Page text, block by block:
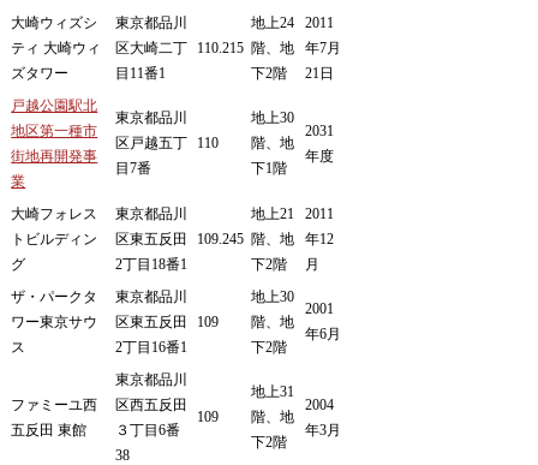
大崎ウィズシ
ティ 大崎ウィ
ズタワー
東京都品川
区大崎二丁
目11番1
110.215
地上24
階、地
下2階
2011
年7月
21日
戸越公園駅北
地区第一種市
街地再開発事
業
東京都品川
区戸越五丁
目7番
110
地上30
階、地
下1階
2031
年度
大崎フォレス
トビルディン
グ
東京都品川
区東五反田
2丁目18番1
109.245
地上21
階、地
下2階
2011
年12
月
ザ・パークタ
ワー東京サウ
ス
東京都品川
区東五反田
2丁目16番1
109
地上30
階、地
下2階
2001
年6月
ファミーユ西
五反田 東館
東京都品川
区西五反田
３丁目6番
38
109
地上31
階、地
下2階
2004
年3月